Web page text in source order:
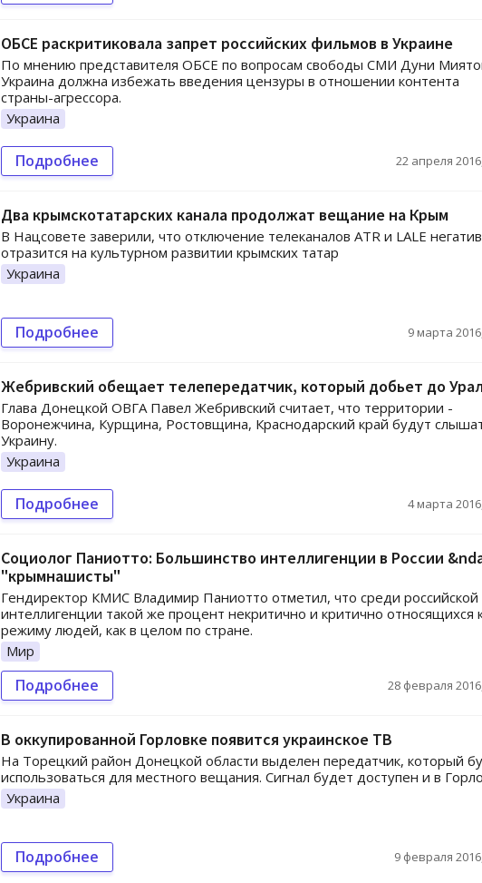
ОБСЕ раскритиковала запрет российских фильмов в Украине
По мнению представителя ОБСЕ по вопросам свободы СМИ Дуни
Украина должна избежать введения цензуры в отношении контента
страны-агрессора.
Украина
Подробнее 22 апреля
Два крымскотатарских канала продолжат вещание на Крым
В Нацсовете заверили, что отключение телеканалов ATR и LALE
отразится на культурном развитии крымских татар
Украина
Подробнее 9 марта
Жебривский обещает телепередатчик, который добьет до
Глава Донецкой ОВГА Павел Жебривский считает, что территории -
Воронежчина, Курщина, Ростовщина, Краснодарский край будут
Украину.
Украина
Подробнее 4 марта
Социолог Паниотто: Большинство интеллигенции в России
"крымнашисты"
Гендиректор КМИС Владимир Паниотто отметил, что среди российской
интеллигенции такой же процент некритично и критично относящихся
режиму людей, как в целом по стране.
Мир
Подробнее 28 февраля
В оккупированной Горловке появится украинское ТВ
На Торецкий район Донецкой области выделен передатчик, который
использоваться для местного вещания. Сигнал будет доступен и в
Украина
Подробнее 9 февраля